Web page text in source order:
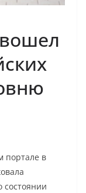
портале в
состоянии